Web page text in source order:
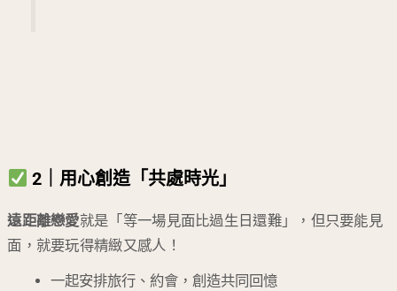
2｜用心創造「共處時光」
遠距離戀愛就是「等一場見面比過生日還難」，但只要能見
面，就要玩得精緻又感人！
一起安排旅行、約會，創造共同回憶